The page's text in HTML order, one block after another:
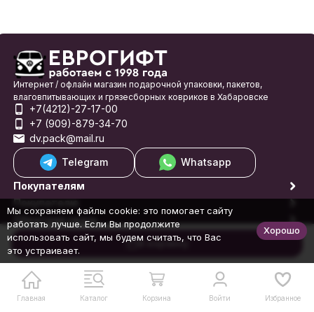
В корзину
Главная Каталог Корзина Войти Избранное
Интернет / офлайн магазин подарочной упаковки, пакетов,
влаговпитывающих и грязесборных ковриков в Хабаровске
+7(4212)-27-17-00
+7 (909)-879-34-70
dv.pack@mail.ru
Telegram
Whatsapp
Покупателям
Покупателю
Обратная связь
© 1998-2026 Еврогифт
Мы сохраняем файлы cookie: это помогает сайту
работать лучше. Если Вы продолжите
использовать сайт, мы будем считать, что Вас
это устраивает.
Хорошо